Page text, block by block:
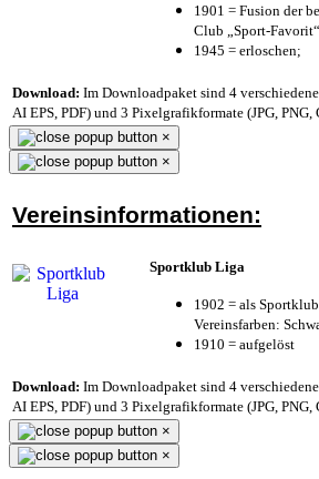
1901 = Fusion der
Club „Sport-
1945 = erloschen;
Download: Im Downloadpaket sind 4
AI EPS, PDF) und 3 Pixelgrafikformate (JPG, PNG,
×
×
Vereinsinformationen:
Sportklub Liga
1902 = als
Vereinsfarben:
1910 = aufgelöst
Download: Im Downloadpaket sind 4
AI EPS, PDF) und 3 Pixelgrafikformate (JPG, PNG,
×
×